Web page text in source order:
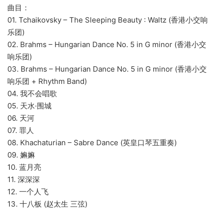
曲目：
01. Tchaikovsky – The Sleeping Beauty : Waltz (香港小交响
乐团)
02. Brahms – Hungarian Dance No. 5 in G minor (香港小交
响乐团)
03. Brahms – Hungarian Dance No. 5 in G minor (香港小交
响乐团 + Rhythm Band)
04. 我不会唱歌
05. 天水·围城
06. 天河
07. 罪人
08. Khachaturian – Sabre Dance (英皇口琴五重奏)
09. 嫲嫲
10. 蓝月亮
11. 深深深
12. 一个人飞
13. 十八板 (赵太生 三弦)